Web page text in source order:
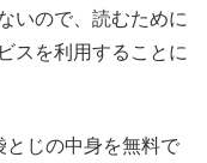
いので、読むために
スを利用することに
じの中身を無料で